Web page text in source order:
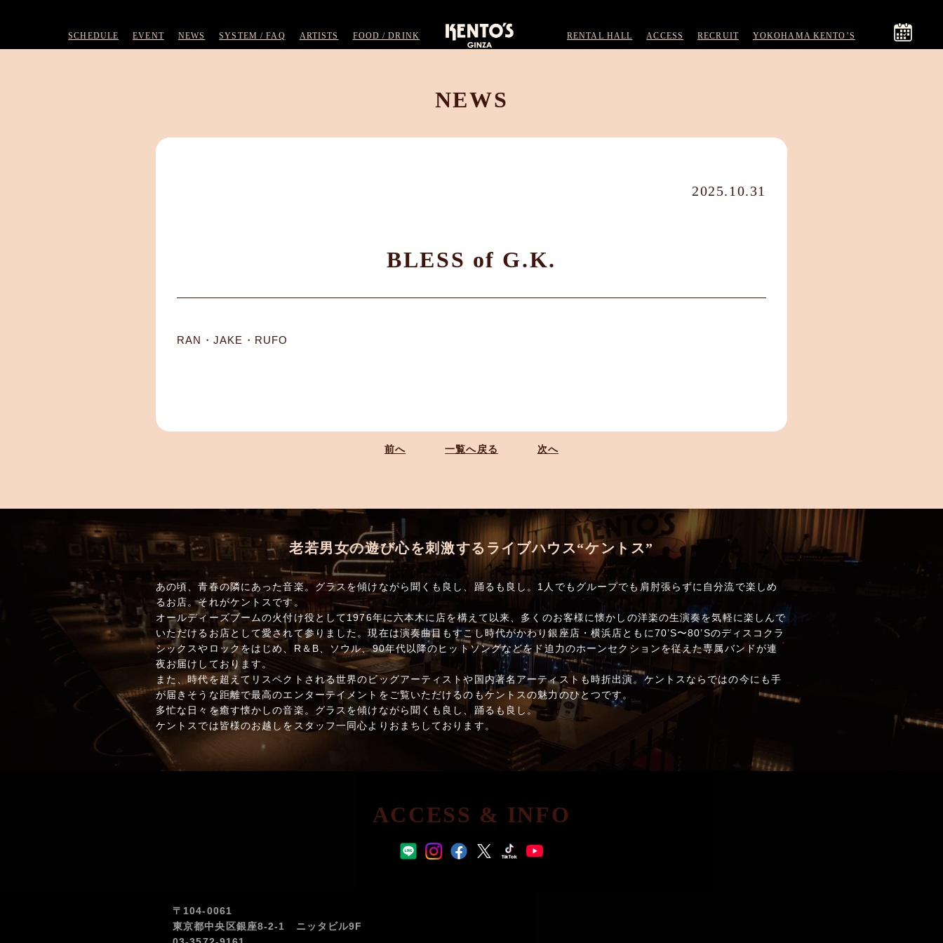
SCHEDULE EVENT NEWS SYSTEM / FAQ ARTISTS FOOD / DRINK RENTAL HALL ACCESS RECRUIT YOKOHAMA KENTO’S
NEWS
2025.10.31
BLESS of G.K.
RAN・JAKE・RUFO
前へ 一覧へ戻る 次へ
老若男女の遊び心を刺激するライブハウス“ケントス”
あの頃、青春の隣にあった音楽。グラスを傾けながら聞くも良し、踊るも良し。1人でもグループでも肩肘張らずに自分流で楽しめ
るお店。それがケントスです。
オールディーズブームの火付け役として1976年に六本木に店を構えて以来、多くのお客様に懐かしの洋楽の生演奏を気軽に楽しんで
いただけるお店として愛されて参りました。現在は演奏曲目もすこし時代がかわり銀座店・横浜店ともに70’S〜80’Sのディスコクラ
シックスやロックをはじめ、R＆B、ソウル、90年代以降のヒットソングなどをド迫力のホーンセクションを従えた専属バンドが連
夜お届けしております。
また、時代を超えてリスペクトされる世界のビッグアーティストや国内著名アーティストも時折出演。ケントスならではの今にも手
が届きそうな距離で最高のエンターテイメントをご覧いただけるのもケントスの魅力のひとつです。
多忙な日々を癒す懐かしの音楽。グラスを傾けながら聞くも良し、踊るも良し。
ケントスでは皆様のお越しをスタッフ一同心よりおまちしております。
ACCESS & INFO
〒104-0061
東京都中央区銀座8-2-1 ニッタビル9F